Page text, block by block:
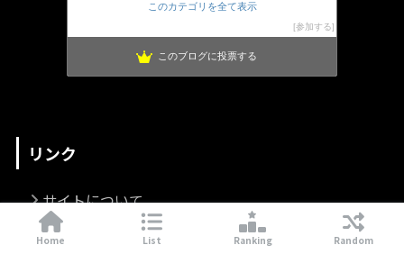
このカテゴリを全て表示
参加する
このブログに投票する
リンク
サイトについて
プライバシーポリシー
Home List Ranking Random